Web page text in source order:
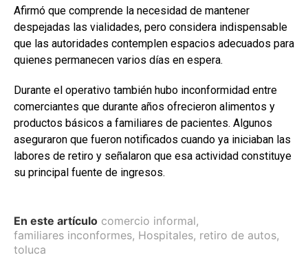
Afirmó que comprende la necesidad de mantener
despejadas las vialidades, pero considera indispensable
que las autoridades contemplen espacios adecuados para
quienes permanecen varios días en espera.
Durante el operativo también hubo inconformidad entre
comerciantes que durante años ofrecieron alimentos y
productos básicos a familiares de pacientes. Algunos
aseguraron que fueron notificados cuando ya iniciaban las
labores de retiro y señalaron que esa actividad constituye
su principal fuente de ingresos.
En este artículo comercio informal,
familiares inconformes, Hospitales, retiro de autos,
toluca